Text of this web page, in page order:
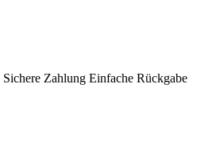
Sichere Zahlung Einfache Rückgabe